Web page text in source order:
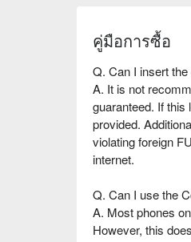
คู่มือการซื้อ
Q. Can I insert
A. It is not
guaranteed. If this
provided.
violating foreign
internet.
Q. Can I use the
A. Most phones
However, this